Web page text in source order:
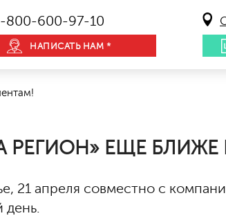
800-600-97-10
НАПИСАТЬ НАМ *
РЕГИОН» ЕЩЕ
21 апреля совместно с
день.